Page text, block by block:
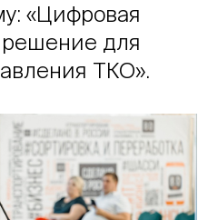
«Цифровая
для
ТКО».